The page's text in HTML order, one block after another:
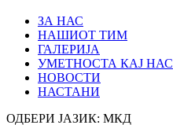
ЗА НАС
НАШИОТ ТИМ
ГАЛЕРИЈА
УМЕТНОСТА КАЈ НАС
НОВОСТИ
НАСТАНИ
ОДБЕРИ ЈАЗИК: МКД